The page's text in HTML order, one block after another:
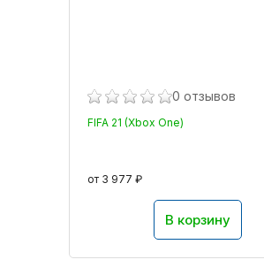
0 отзывов
FIFA 21 (Xbox One)
от 3 977 ₽
В корзину